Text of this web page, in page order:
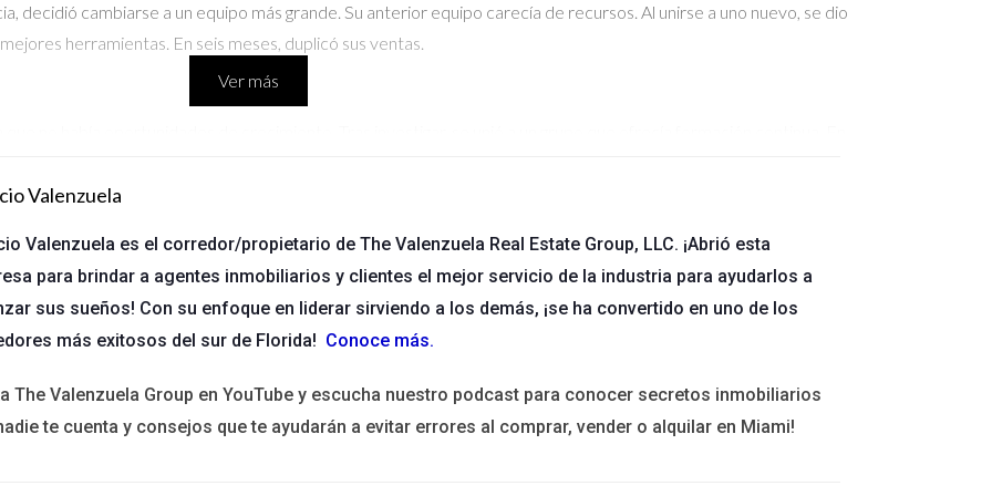
decidió cambiarse a un equipo más grande. Su anterior equipo carecía de recursos. Al unirse a uno nuevo, se dio
herramientas. En seis meses, duplicó sus ventas.
cómodo en su equipo pero sabía que necesitaba evolucionar. Al dar el paso hacia otro grupo más innovador,
una notable mejora en su rendimiento.
en buscar mi asesoría! Estoy aquí para ayudarte a navegar este proceso.
Ver más
Valenzuela
Valenzuela es el corredor/propietario de The Valenzuela Real Estate Group, LLC. ¡Abrió esta
para brindar a agentes inmobiliarios y clientes el mejor servicio de la industria para ayudarlos a
sus sueños! Con su enfoque en liderar sirviendo a los demás, ¡se ha convertido en uno de los
más exitosos del sur de Florida! Conoce más.
The Valenzuela Group en YouTube y escucha nuestro podcast para conocer secretos inmobiliarios
te cuenta y consejos que te ayudarán a evitar errores al comprar, vender o alquilar en Miami!